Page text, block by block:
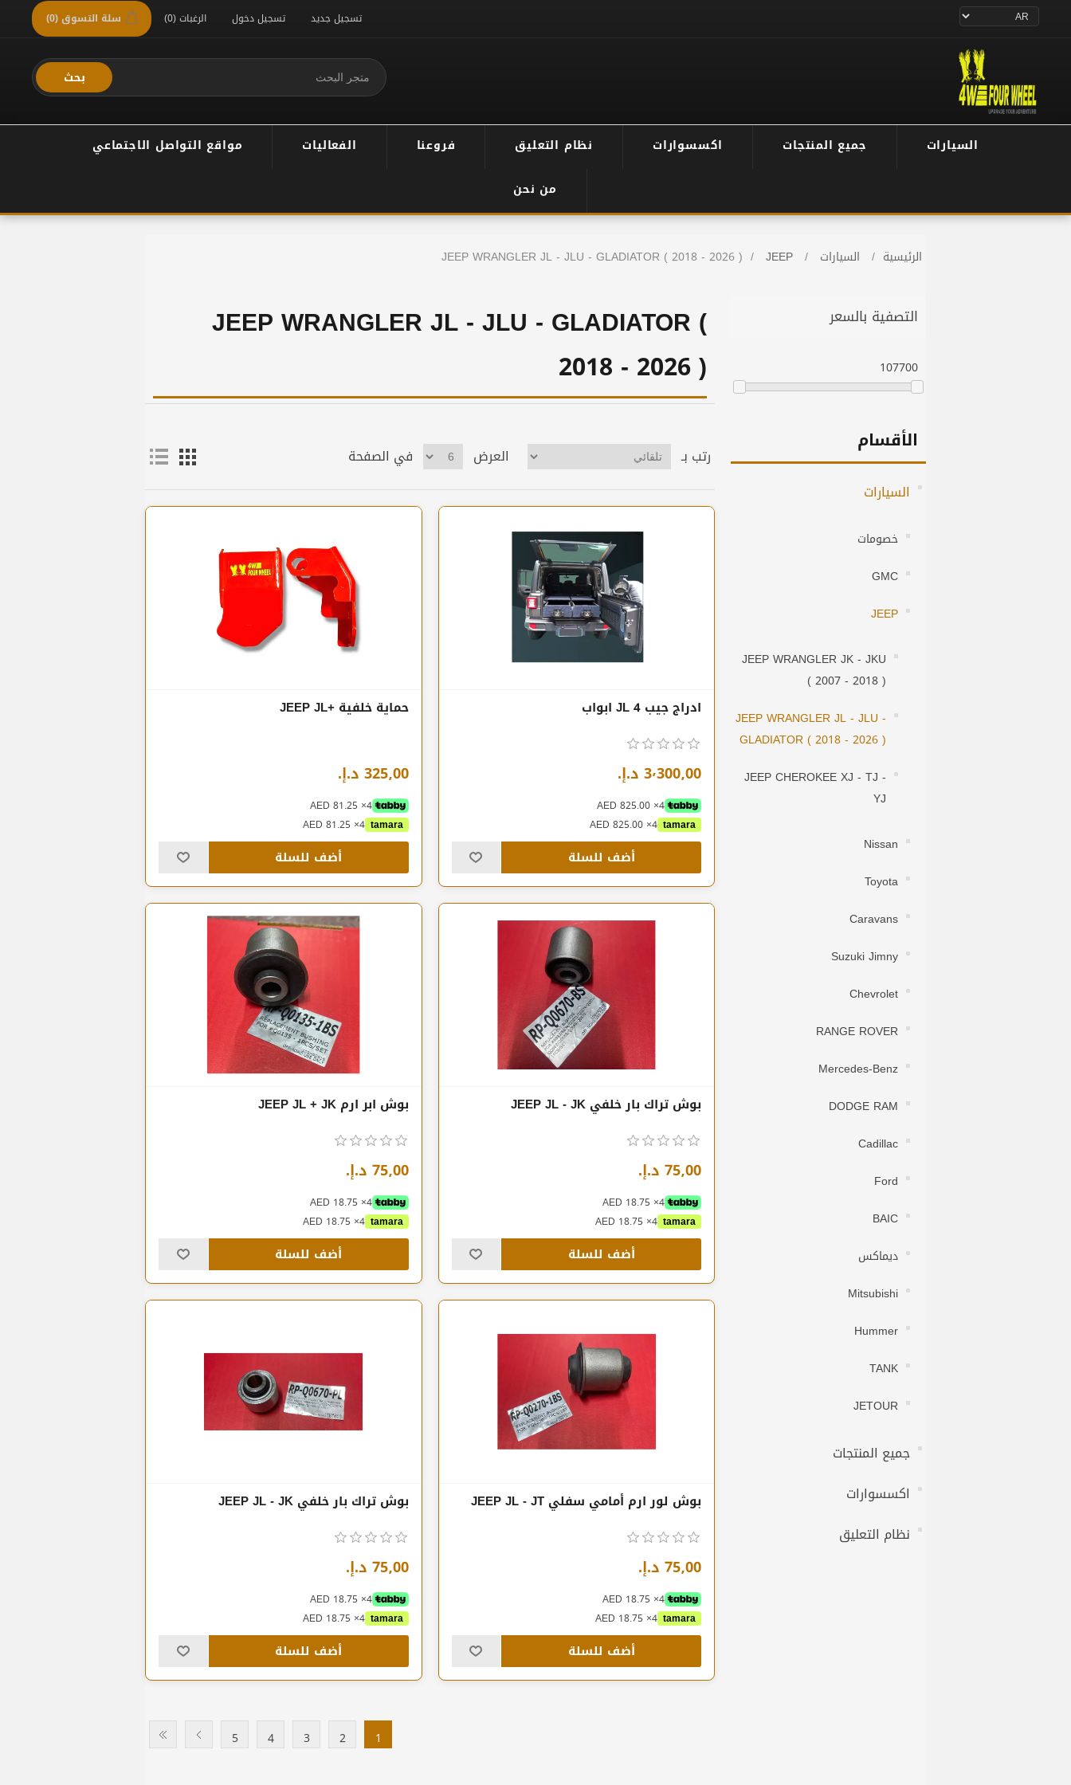
تسجيل جديد تسجيل دخول الرغبات(0) سلة التسوق(0)
بحث
السيارات جميع المنتجات اكسسوارات نظام التعليق فروعنا الفعاليات مواقع التواصل الاجتماعي
من نحن
الرئيسية / السيارات /
JEEP
/
JEEP WRANGLER JL - JLU - GLADIATOR ( 2018 - 2026 )
التصفية بالسعر
107700
الأقسام
السيارات
خصومات
GMC
JEEP
JEEP WRANGLER JK - JKU
( 2007 - 2018 )
JEEP WRANGLER JL - JLU -
GLADIATOR ( 2018 - 2026 )
JEEP CHEROKEE XJ - TJ -
YJ
Nissan
Toyota
Caravans
Suzuki Jimny
Chevrolet
RANGE ROVER
Mercedes-Benz
DODGE RAM
Cadillac
Ford
BAIC
ديماكس
Mitsubishi
Hummer
TANK
JETOUR
جميع المنتجات
اكسسوارات
نظام التعليق
JEEP WRANGLER JL - JLU - GLADIATOR (
2018 - 2026 )
رتب بـ العرض في الصفحة
ادراج جيب JL 4 ابواب
3٬300٫00 د.إ.‏
4× AED 825.00
tamara
4× AED 825.00
أضف للسلة
حماية خلفية +JEEP JL
325٫00 د.إ.‏
4× AED 81.25
tamara
4× AED 81.25
أضف للسلة
بوش تراك بار خلفي JEEP JL - JK
75٫00 د.إ.‏
4× AED 18.75
tamara
4× AED 18.75
أضف للسلة
بوش ابر ارم JEEP JL + JK
75٫00 د.إ.‏
4× AED 18.75
tamara
4× AED 18.75
أضف للسلة
بوش لور ارم أمامي سفلي JEEP JL - JT
75٫00 د.إ.‏
4× AED 18.75
tamara
4× AED 18.75
أضف للسلة
بوش تراك بار خلفي JEEP JL - JK
75٫00 د.إ.‏
4× AED 18.75
tamara
4× AED 18.75
أضف للسلة
1
2
3
4
5